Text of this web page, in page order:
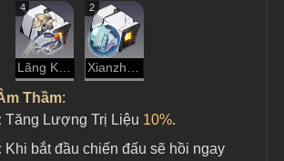
4 2
Thầm:
Tăng Lượng Trị Liệu 10%.
Khi bắt đầu chiến đấu sẽ hồi ngay